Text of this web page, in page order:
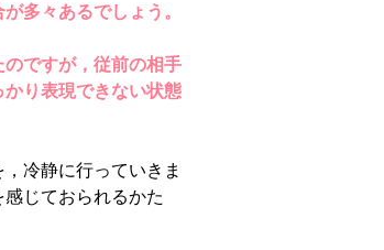
多々あるでしょう。
ですが，従前の相手
り表現できない状態
冷静に行っていきま
じておられるかた